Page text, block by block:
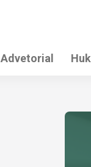
Advetorial